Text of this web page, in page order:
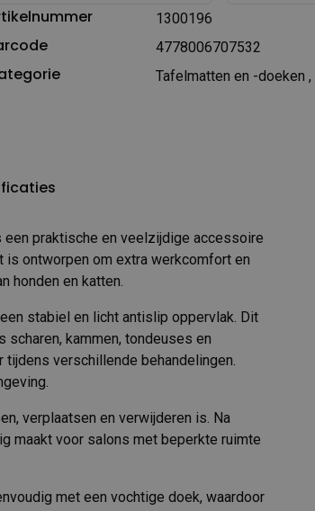
1300196
4778006707532
Tafelmatten en -doeken ,
een praktische en veelzijdige accessoire
ontworpen om extra werkcomfort en
honden en katten.
stabiel en licht antislip oppervlak. Dit
kammen, tondeuses en
verschillende behandelingen.
verplaatsen en verwijderen is. Na
maakt voor salons met beperkte ruimte
met een vochtige doek, waardoor